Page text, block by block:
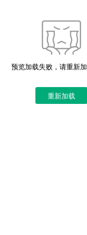
预览加载失败，请重新
重新加载